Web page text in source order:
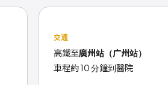
交通
高鐵至廣州站（广州站）
車程約 10 分鐘到醫院